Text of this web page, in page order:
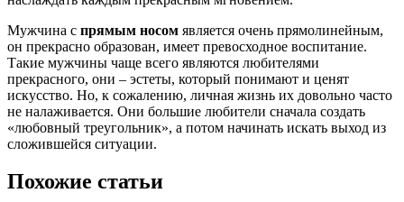
Мужчина с прямым носом является очень прямолинейным,
он прекрасно образован, имеет превосходное воспитание.
Такие мужчины чаще всего являются любителями
прекрасного, они – эстеты, который понимают и ценят
искусство. Но, к сожалению, личная жизнь их довольно часто
не налаживается. Они большие любители сначала создать
«любовный треугольник», а потом начинать искать выход из
сложившейся ситуации.
Похожие статьи